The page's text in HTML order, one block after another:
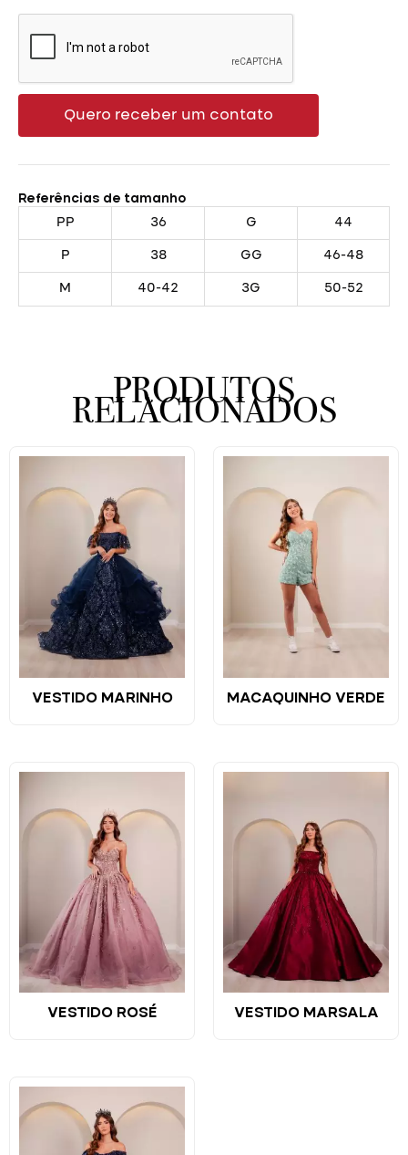
Quero receber um contato
Referências de tamanho
PP
36 G 44
P 38 GG 46-48
M 40-42 3G 50-52
PRODUTOS
RELACIONADOS
VESTIDO MARINHO MACAQUINHO VERDE
VESTIDO ROSÉ VESTIDO MARSALA